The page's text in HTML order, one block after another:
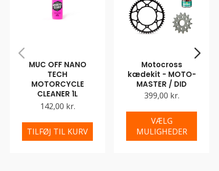
MUC OFF NANO
TECH
MOTORCYCLE
CLEANER 1L
142,00 kr.
TILFØJ TIL KURV
Motocross
kædekit - MOTO-
MASTER / DID
399,00 kr.
VÆLG
MULIGHEDER